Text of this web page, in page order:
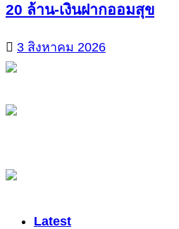
20 ล้าน-เงินฝากออมสุข
3 สิงหาคม 2026
Latest